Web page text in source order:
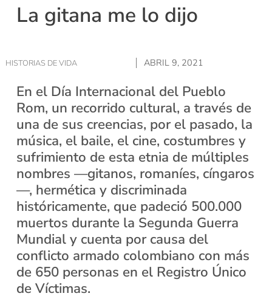
La gitana me lo dijo
HISTORIAS DE VIDA ABRIL 9, 2021
En el Día Internacional del Pueblo
Rom, un recorrido cultural, a través de
una de sus creencias, por el pasado, la
música, el baile, el cine, costumbres y
sufrimiento de esta etnia de múltiples
nombres —gitanos, romaníes, cíngaros
—, hermética y discriminada
históricamente, que padeció 500.000
muertos durante la Segunda Guerra
Mundial y cuenta por causa del
conflicto armado colombiano con más
de 650 personas en el Registro Único
de Víctimas.